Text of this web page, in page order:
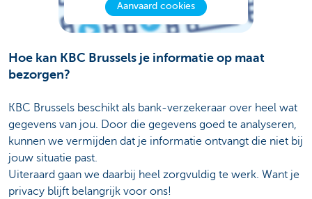
Aanvaard cookies
Hoe kan KBC Brussels je informatie op maat
bezorgen?
KBC Brussels beschikt als bank-verzekeraar over heel wat
gegevens van jou. Door die gegevens goed te analyseren,
kunnen we vermijden dat je informatie ontvangt die niet bij
jouw situatie past.
Uiteraard gaan we daarbij heel zorgvuldig te werk. Want je
privacy blijft belangrijk voor ons!